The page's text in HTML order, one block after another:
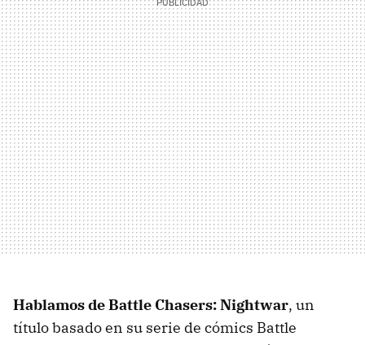
Hablamos de Battle Chasers: Nightwar, un
título basado en su serie de cómics Battle